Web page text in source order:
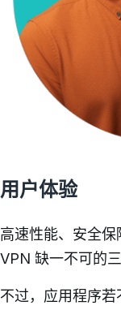
用户体验
高速性能、安全
VPN 缺一不可的三
不过，应用程序